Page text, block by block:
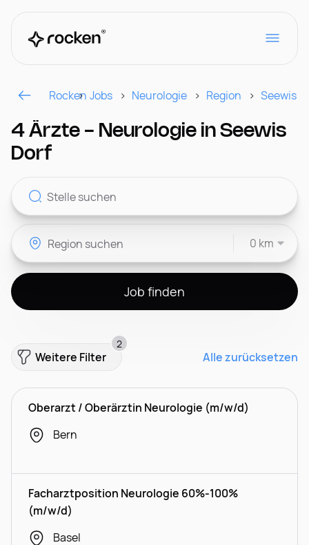
Für Arbeitgeber
Kontakt
CH
Rocken Jobs Neurologie Region Seewis
4 Ärzte - Neurologie in Seewis
Dorf
0 km
Job finden
Weitere Filter
2
Alle zurücksetzen
Oberarzt / Oberärztin Neurologie (m/w/d)
Bern
Facharztposition Neurologie 60%-100%
(m/w/d)
Basel